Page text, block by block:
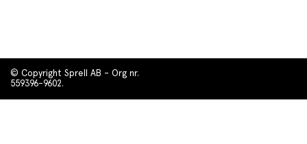
© Copyright Sprell AB - Org nr.
559396-9602.